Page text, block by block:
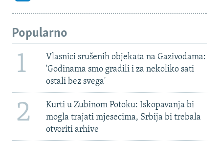
Popularno
1
Vlasnici srušenih objekata na Gazivodama:
'Godinama smo gradili i za nekoliko sati
ostali bez svega'
2
Kurti u Zubinom Potoku: Iskopavanja bi
mogla trajati mjesecima, Srbija bi trebala
otvoriti arhive